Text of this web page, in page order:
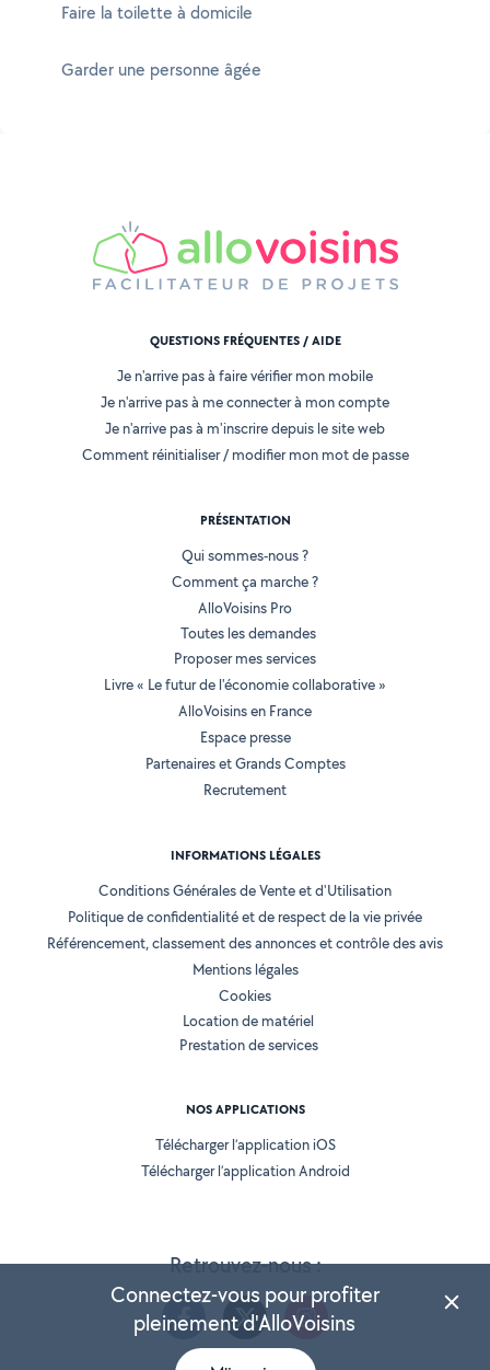
Faire la toilette à domicile
Garder une personne âgée
Retrouvez-nous :
QUESTIONS FRÉQUENTES / AIDE
Je n'arrive pas à faire vérifier mon mobile
Je n'arrive pas à me connecter à mon compte
Je n'arrive pas à m'inscrire depuis le site web
Comment réinitialiser / modifier mon mot de passe
PRÉSENTATION
Qui sommes-nous ?
Comment ça marche ?
AlloVoisins Pro
Toutes les demandes
Proposer mes services
Livre « Le futur de l'économie collaborative »
AlloVoisins en France
Espace presse
Partenaires et Grands Comptes
Recrutement
INFORMATIONS LÉGALES
Conditions Générales de Vente et d'Utilisation
Politique de confidentialité et de respect de la vie privée
Référencement, classement des annonces et contrôle des avis
Mentions légales
Cookies
Location de matériel
Prestation de services
NOS APPLICATIONS
Télécharger l’application iOS
Télécharger l’application Android
Connectez-vous pour profiter
pleinement d'AlloVoisins